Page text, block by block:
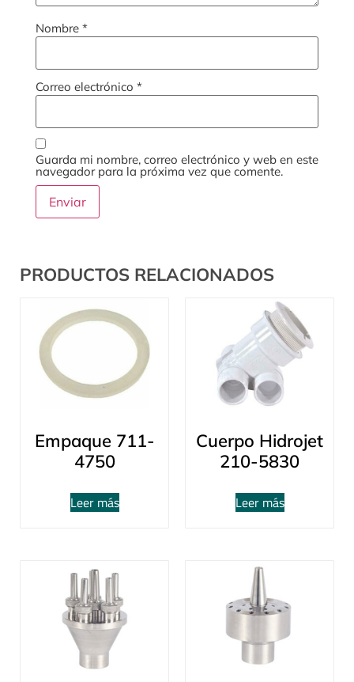
Nombre *
Correo electrónico *
Guarda mi nombre, correo electrónico y web en este
navegador para la próxima vez que comente.
PRODUCTOS RELACIONADOS
Empaque 711-
4750
Leer más
Cuerpo Hidrojet
210-5830
Leer más